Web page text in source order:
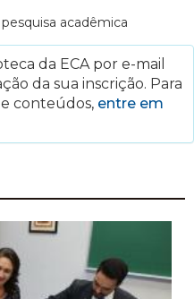
acadêmica
da ECA por e-mail
da sua inscrição. Para
conteúdos, entre em